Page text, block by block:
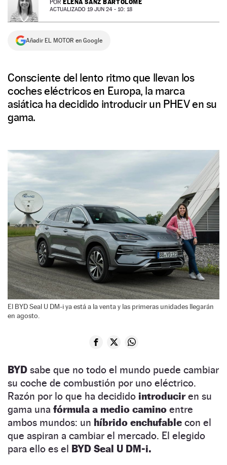
NEWSLETTER
SÍGUENOS
POR ELENA SANZ BARTOLOMÉ
ACTUALIZADO 19 JUN 24 - 10: 18
Añadir EL MOTOR en Google
Consciente del lento ritmo que llevan los
coches eléctricos en Europa, la marca
asiática ha decidido introducir un PHEV en su
gama.
El BYD Seal U DM-i ya está a la venta y las primeras unidades llegarán
en agosto.
BYD sabe que no todo el mundo puede cambiar
su coche de combustión por uno eléctrico.
Razón por lo que ha decidido introduciren su
gama una fórmula a medio camino entre
ambos mundos: un híbrido enchufable con el
que aspiran a cambiar el mercado. El elegido
para ello es el BYD Seal U DM-i.